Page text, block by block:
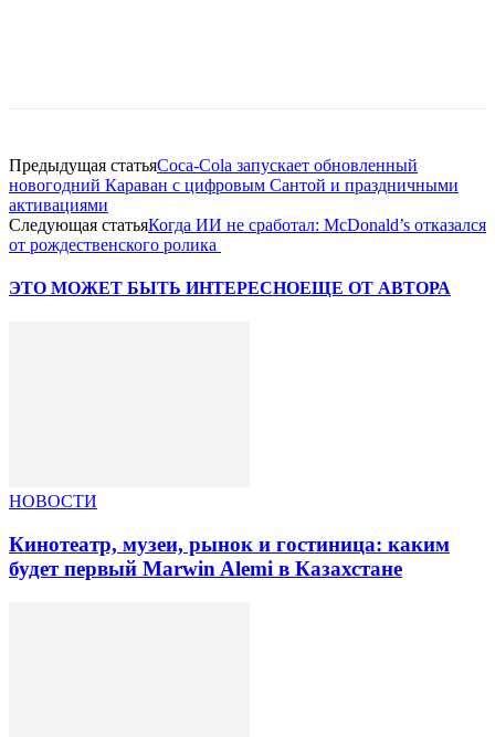
Предыдущая статьяCoca-Cola запускает обновленный
новогодний Караван с цифровым Сантой и праздничными
активациями
Следующая статьяКогда ИИ не сработал: McDonald’s отказался
от рождественского ролика
ЭТО МОЖЕТ БЫТЬ ИНТЕРЕСНОЕЩЕ ОТ АВТОРА
НОВОСТИ
Кинотеатр, музеи, рынок и гостиница: каким
будет первый Marwin Alemi в Казахстане